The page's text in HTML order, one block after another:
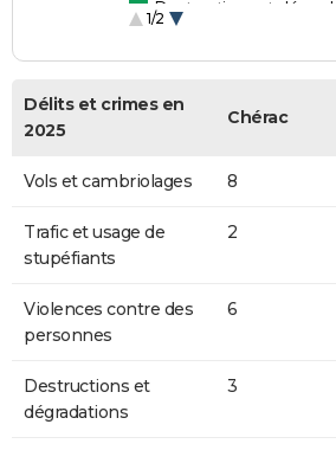
Destructions et
1/2
Délits et crimes en
2025
Chérac
Vols et cambriolages 8
Trafic et usage de
stupéfiants
2
Violences contre des
personnes
6
Destructions et
dégradations
3